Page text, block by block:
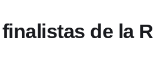
de la